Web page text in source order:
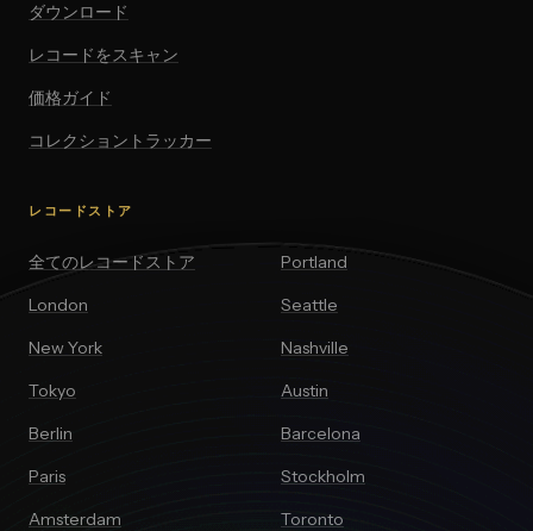
ダウンロード
レコードをスキャン
価格ガイド
コレクショントラッカー
レコードストア
全てのレコードストア
London
New York
Tokyo
Berlin
Paris
Amsterdam
Portland
Seattle
Nashville
Austin
Barcelona
Stockholm
Toronto